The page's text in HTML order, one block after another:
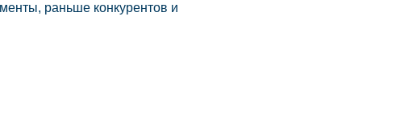
раньше конкурентов и